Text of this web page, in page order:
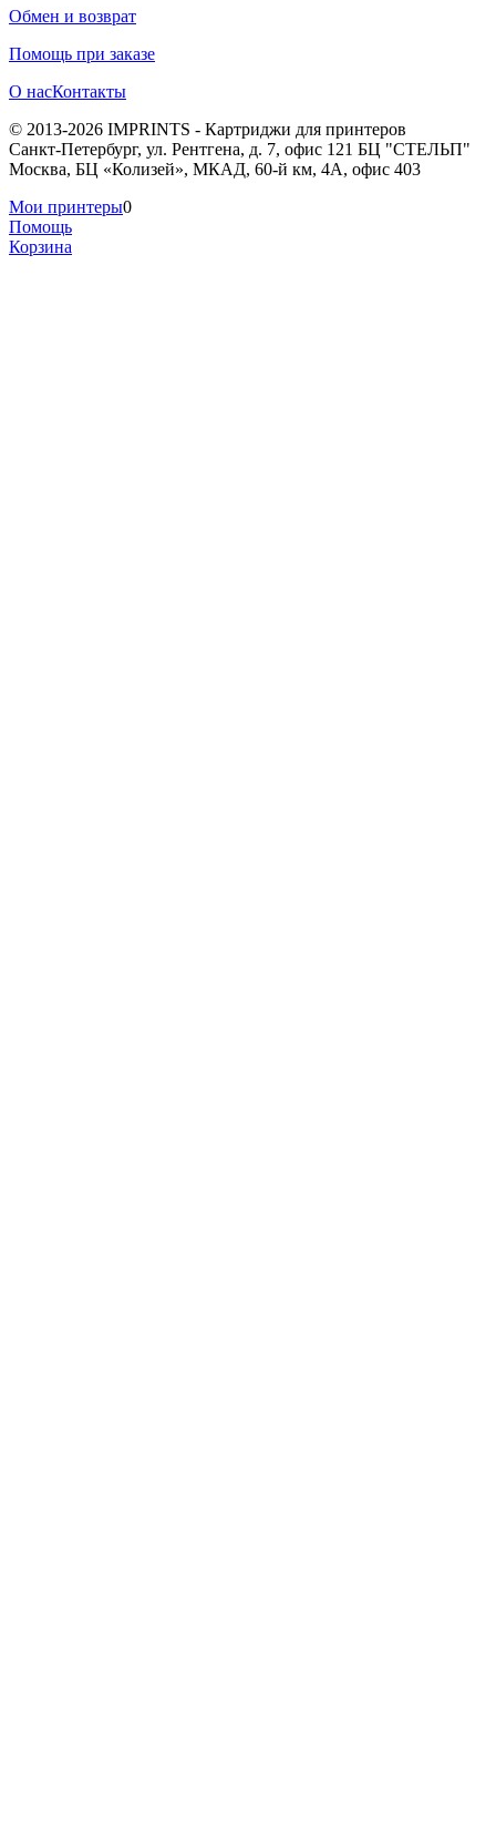
Обмен и возврат
Помощь при заказе
О насКонтакты
© 2013-2026 IMPRINTS - Картриджи для принтеров
Санкт-Петербург, ул. Рентгена, д. 7, офис 121 БЦ "СТЕЛЬП"
Москва, БЦ «Колизей», МКАД, 60-й км, 4А, офис 403
Мои принтеры0
Помощь
Корзина